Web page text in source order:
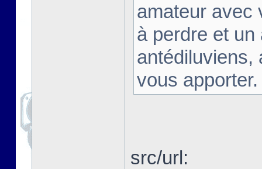
amateur avec
à perdre et
antédiluviens,
vous
src/url: